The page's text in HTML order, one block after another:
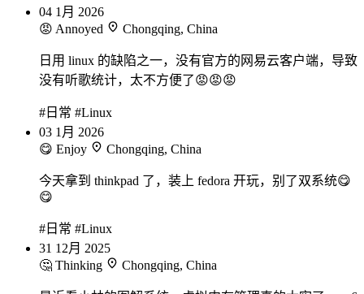
04 1月 2026
😡 Annoyed
Chongqing, China
日用 linux 的缺陷之一，没有官方的网易云客户端，导致
没有听歌统计，太不方便了😡😡😡
#日常 #Linux
03 1月 2026
😋 Enjoy
Chongqing, China
今天拿到 thinkpad 了，装上 fedora 开玩，别了双系统😋
😋
#日常 #Linux
31 12月 2025
🤔 Thinking
Chongqing, China